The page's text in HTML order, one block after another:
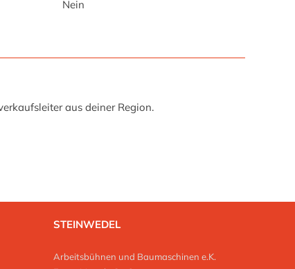
Nein
aus deiner Region.
STEINWEDEL
Arbeitsbühnen und Baumaschinen e.K.